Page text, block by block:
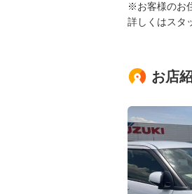
※お客様のお
詳しくはスタ
お店